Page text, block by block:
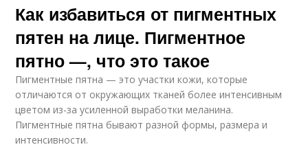
Как избавиться от пигментных
пятен на лице. Пигментное
пятно —, что это такое
Пигментные пятна — это участки кожи, которые
отличаются от окружающих тканей более интенсивным
цветом из-за усиленной выработки меланина.
Пигментные пятна бывают разной формы, размера и
интенсивности.